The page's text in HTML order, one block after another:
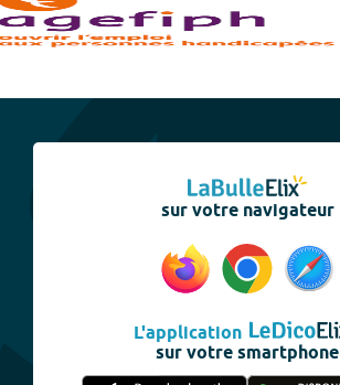
sur votre navigateur
L'application
sur votre smartphone